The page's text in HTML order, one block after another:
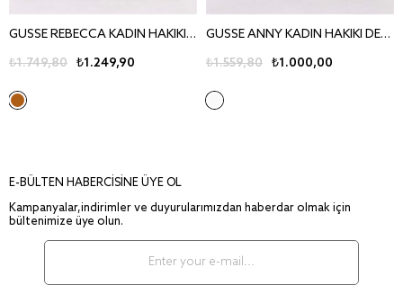
GUSSE REBECCA KADIN HAKIKI DERI AYAKKABI 440
₺1.249,90
₺1.749,80
GUSSE ANNY KADIN HAKIKI DERI AYAKKABI 420
₺1.000,00
₺1.559,80
E-BÜLTEN HABERCİSİNE ÜYE OL
Kampanyalar,indirimler ve duyurularımızdan haberdar olmak için
bültenimize üye olun.